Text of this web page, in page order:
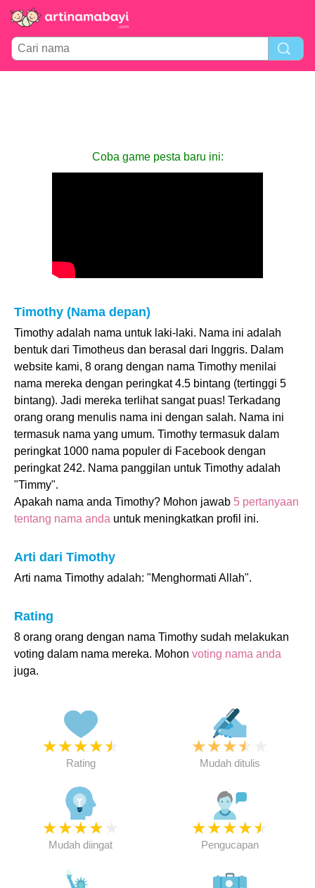
Coba game pesta baru ini:
Timothy (Nama depan)
Timothy adalah nama untuk laki-laki. Nama ini adalah
bentuk dari Timotheus dan berasal dari Inggris. Dalam
website kami, 8 orang dengan nama Timothy menilai
nama mereka dengan peringkat 4.5 bintang (tertinggi 5
bintang). Jadi mereka terlihat sangat puas! Terkadang
orang orang menulis nama ini dengan salah. Nama ini
termasuk nama yang umum. Timothy termasuk dalam
peringkat 1000 nama populer di Facebook dengan
peringkat 242. Nama panggilan untuk Timothy adalah
"Timmy".
Apakah nama anda Timothy? Mohon jawab 5 pertanyaan
tentang nama anda untuk meningkatkan profil ini.
Arti dari Timothy
Arti nama Timothy adalah: "Menghormati Allah".
Rating
8 orang orang dengan nama Timothy sudah melakukan
voting dalam nama mereka. Mohon voting nama anda
juga.
★★★★★
Rating
★★★★
Mudah ditulis
★★★★
Mudah diingat
★★★★★
Pengucapan